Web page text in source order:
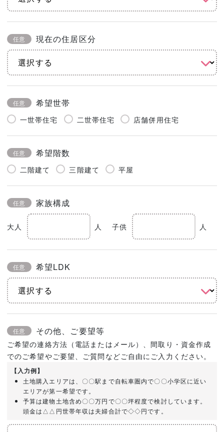
任意 現在の住居区分
任意 希望世帯
一世帯住宅 二世帯住宅 店舗併用住宅
任意 希望階数
二階建て 三階建て 平屋
任意 家族構成
大人 人 子供 人
任意 希望LDK
任意 その他、ご要望等
ご希望の連絡方法（電話またはメール）、間取り・資金作成
でのご希望やご要望、ご質問などご自由にご入力ください。
【入力例】
土地購入エリアは、〇〇駅まで自転車圏内で〇〇小学区に近い
エリアが第一希望です。
予算は建物土地含め〇〇万円で〇〇坪程度で検討しています。
頭金は△△円世帯年収は夫婦合計で◇◇円です。